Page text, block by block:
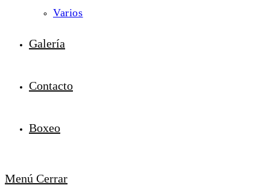
Varios
Galería
Contacto
Boxeo
Menú Cerrar